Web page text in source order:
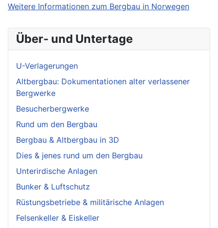
Weitere Informationen zum Bergbau in Norwegen
Über- und Untertage
U-Verlagerungen
Altbergbau: Dokumentationen alter verlassener
Bergwerke
Besucherbergwerke
Rund um den Bergbau
Bergbau & Altbergbau in 3D
Dies & jenes rund um den Bergbau
Unterirdische Anlagen
Bunker & Luftschutz
Rüstungsbetriebe & militärische Anlagen
Felsenkeller & Eiskeller